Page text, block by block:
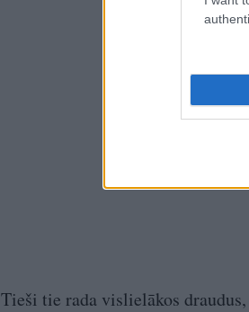
Tieši tie rada vislielākos